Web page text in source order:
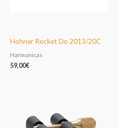
Hohner Rocket Do 2013/20C
Harmonicas
59,00€